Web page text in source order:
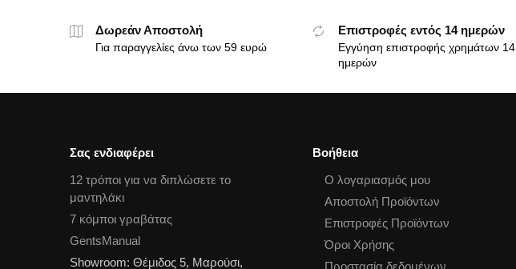
Δωρεάν Αποστολή
Για παραγγελίες άνω των 59 ευρώ
Επιστροφές εντός 14 ημερών
Εγγύηση επιστροφής χρημάτων 14
ημερών
Σας ενδιαφέρει
12 τρόποι για να διπλώσετε το
μαντηλάκι
7 κόμποι γραβάτας
GentsManual
Showroom: Θέμιδος 5, Μαρούσι,
Βοήθεια
Ο λογαριασμός μου
Αποστολή Προϊόντων
Επιστροφές Προϊόντων
Όροι Χρήσης
Προστασία δεδομένων